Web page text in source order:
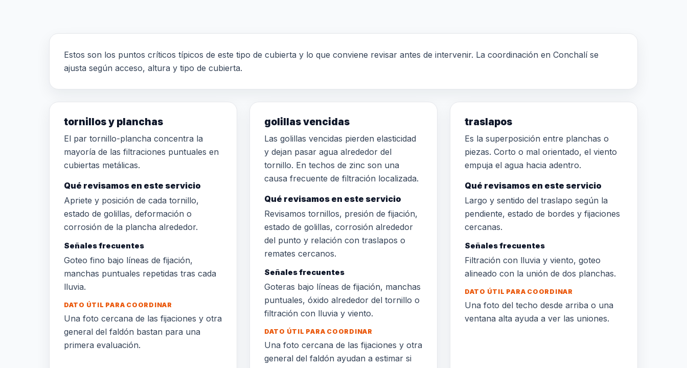
Estos son los puntos críticos típicos de este tipo de cubierta y lo que conviene revisar antes de intervenir. La coordinación en Conchalí se
ajusta según acceso, altura y tipo de cubierta.
tornillos y planchas
El par tornillo-plancha concentra la
mayoría de las filtraciones puntuales en
cubiertas metálicas.
Qué revisamos en este servicio
Apriete y posición de cada tornillo,
estado de golillas, deformación o
corrosión de la plancha alrededor.
Señales frecuentes
Goteo fino bajo líneas de fijación,
manchas puntuales repetidas tras cada
lluvia.
DATO ÚTIL PARA COORDINAR
Una foto cercana de las fijaciones y otra
general del faldón bastan para una
primera evaluación.
golillas vencidas
Las golillas vencidas pierden elasticidad
y dejan pasar agua alrededor del
tornillo. En techos de zinc son una
causa frecuente de filtración localizada.
Qué revisamos en este servicio
Revisamos tornillos, presión de fijación,
estado de golillas, corrosión alrededor
del punto y relación con traslapos o
remates cercanos.
Señales frecuentes
Goteras bajo líneas de fijación, manchas
puntuales, óxido alrededor del tornillo o
filtración con lluvia y viento.
DATO ÚTIL PARA COORDINAR
Una foto cercana de las fijaciones y otra
general del faldón ayudan a estimar si
traslapos
Es la superposición entre planchas o
piezas. Corto o mal orientado, el viento
empuja el agua hacia adentro.
Qué revisamos en este servicio
Largo y sentido del traslapo según la
pendiente, estado de bordes y fijaciones
cercanas.
Señales frecuentes
Filtración con lluvia y viento, goteo
alineado con la unión de dos planchas.
DATO ÚTIL PARA COORDINAR
Una foto del techo desde arriba o una
ventana alta ayuda a ver las uniones.